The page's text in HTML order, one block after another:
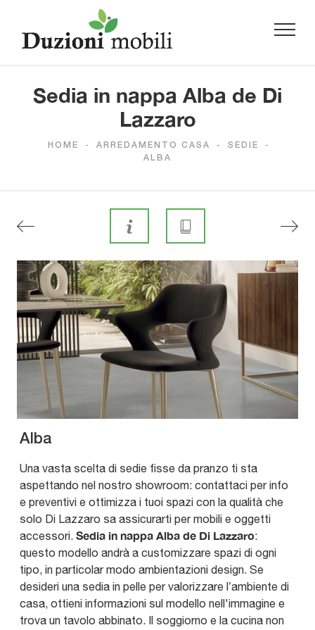
Sedia in nappa Alba de Di
Lazzaro
HOME - ARREDAMENTO CASA - SEDIE
-
ALBA
Alba
Una vasta scelta di sedie fisse da pranzo ti sta
aspettando nel nostro showroom: contattaci per info
e preventivi e ottimizza i tuoi spazi con la qualità che
solo Di Lazzaro sa assicurarti per mobili e oggetti
accessori. Sedia in nappa Alba de Di Lazzaro:
questo modello andrà a customizzare spazi di ogni
tipo, in particolar modo ambientazioni design. Se
desideri una sedia in pelle per valorizzare l’ambiente di
casa, ottieni informazioni sul modello nell'immagine e
trova un tavolo abbinato. Il soggiorno e la cucina non